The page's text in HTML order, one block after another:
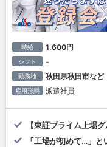
時給 1,600円
シフト -
勤務地 秋田県秋田市など
雇用形態 派遣社員
【東証プライム上場グ
「工場が初めて…」